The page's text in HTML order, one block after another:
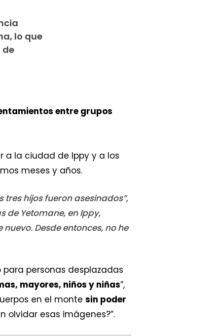
lo que
de
entre grupos
a la ciudad de Ippy y a los
meses y años.
hijos fueron asesinados”,
de Yetomane, en Ippy,
Desde entonces, no he
personas desplazadas
mayores, niños y niñas”,
en el monte sin poder
olvidar esas imágenes?”.